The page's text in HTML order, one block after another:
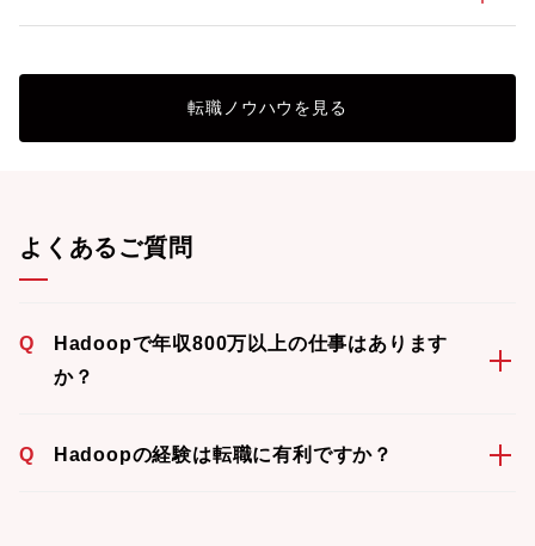
転職ノウハウを見る
よくあるご質問
Q
Hadoopで年収800万以上の仕事はあります
か？
Q Hadoopの経験は転職に有利ですか？